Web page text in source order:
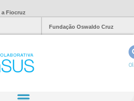
a Fiocruz
Fundação Oswaldo Cruz